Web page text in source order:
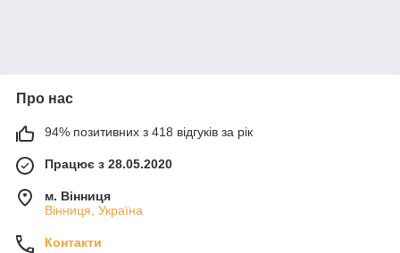
Про нас
94% позитивних з 418 відгуків за рік
Працює з 28.05.2020
м. Вінниця
Вінниця, Україна
Контакти